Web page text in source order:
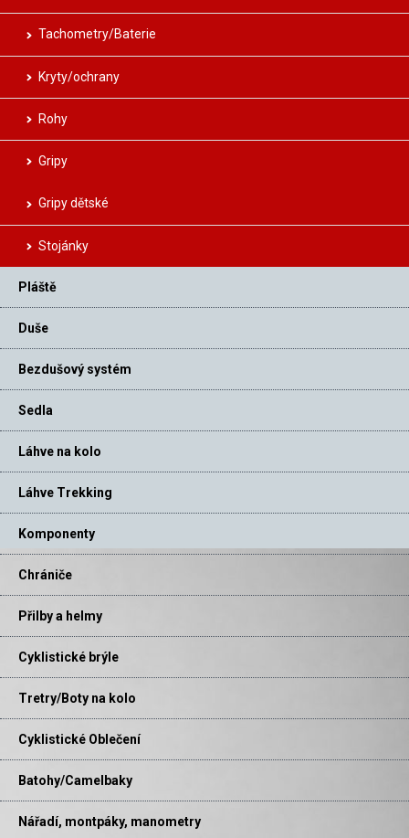
Tachometry/Baterie
Kryty/ochrany
Rohy
Gripy
Gripy dětské
Stojánky
Pláště
Duše
Bezdušový systém
Sedla
Láhve na kolo
Láhve Trekking
Komponenty
Chrániče
Přilby a helmy
Cyklistické brýle
Tretry/Boty na kolo
Cyklistické Oblečení
Batohy/Camelbaky
Nářadí, montpáky, manometry